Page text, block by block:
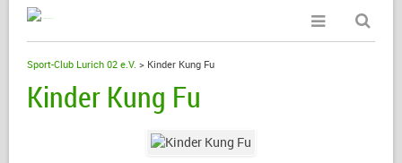
Sport-Club Lurich 02 e.V. > Kinder Kung Fu
Kinder Kung Fu